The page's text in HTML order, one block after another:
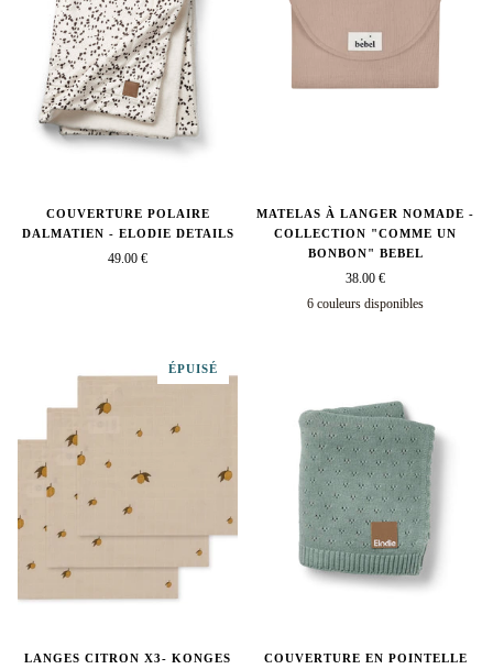
COUVERTURE POLAIRE
DALMATIEN - ELODIE DETAILS
49.00 €
MATELAS À LANGER NOMADE -
COLLECTION "COMME UN
BONBON" BEBEL
38.00 €
6 couleurs disponibles
ÉPUISÉ
LANGES CITRON X3- KONGES
COUVERTURE EN POINTELLE